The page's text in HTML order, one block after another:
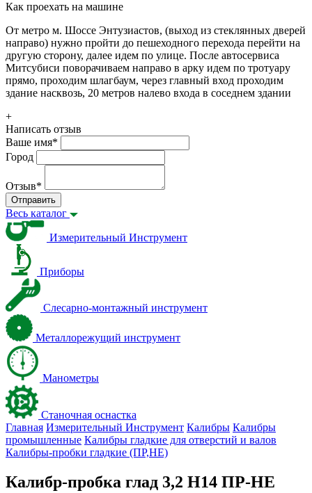
Как проехать на машине
От метро м. Шоссе Энтузиастов, (выход из стеклянных дверей
направо) нужно пройти до пешеходного перехода перейти на
другую сторону, далее идем по улице. После автосервиса
Митсубиси поворачиваем направо в арку идем по тротуару
прямо, проходим шлагбаум, через главный вход проходим
здание насквозь, 20 метров налево входа в соседнем здании
+
Написать отзыв
Ваше имя*
Город
Отзыв*
Отправить
Весь каталог
Измерительный Инструмент
Приборы
Слесарно-монтажный инструмент
Металлорежущий инструмент
Манометры
Станочная оснастка
Главная Измерительный Инструмент Калибры Калибры
промышленные Калибры гладкие для отверстий и валов
Калибры-пробки гладкие (ПР,НЕ)
Калибр-пробка глад 3,2 H14 ПР-НЕ